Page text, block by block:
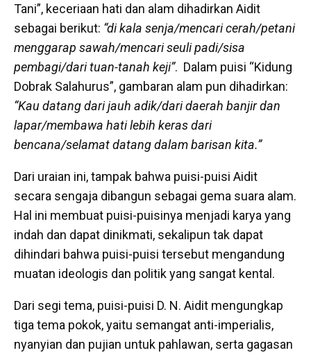
Tani”, keceriaan hati dan alam dihadirkan Aidit
sebagai berikut: “di kala senja/mencari cerah/petani
menggarap sawah/mencari seuli padi/sisa
pembagi/dari tuan-tanah keji”. Dalam puisi “Kidung
Dobrak Salahurus”, gambaran alam pun dihadirkan:
“Kau datang dari jauh adik/dari daerah banjir dan
lapar/membawa hati lebih keras dari
bencana/selamat datang dalam barisan kita.”
Dari uraian ini, tampak bahwa puisi-puisi Aidit
secara sengaja dibangun sebagai gema suara alam.
Hal ini membuat puisi-puisinya menjadi karya yang
indah dan dapat dinikmati, sekalipun tak dapat
dihindari bahwa puisi-puisi tersebut mengandung
muatan ideologis dan politik yang sangat kental.
Dari segi tema, puisi-puisi D. N. Aidit mengungkap
tiga tema pokok, yaitu semangat anti-imperialis,
nyanyian dan pujian untuk pahlawan, serta gagasan